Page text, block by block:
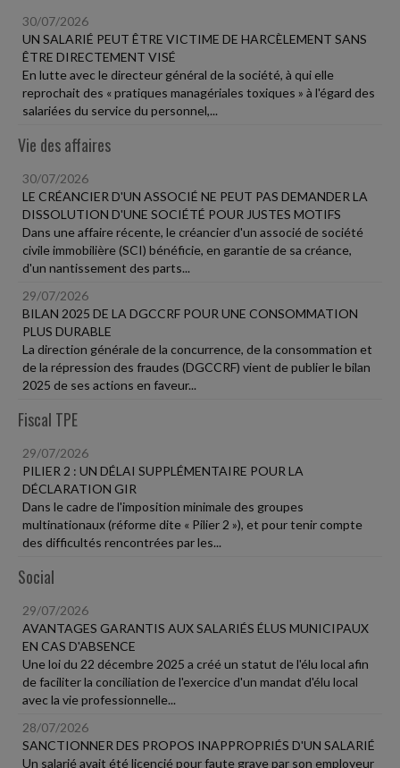
30/07/2026
UN SALARIÉ PEUT ÊTRE VICTIME DE HARCÈLEMENT SANS
ÊTRE DIRECTEMENT VISÉ
En lutte avec le directeur général de la société, à qui elle
reprochait des « pratiques managériales toxiques » à l'égard des
salariées du service du personnel,...
Vie des affaires
30/07/2026
LE CRÉANCIER D'UN ASSOCIÉ NE PEUT PAS DEMANDER LA
DISSOLUTION D'UNE SOCIÉTÉ POUR JUSTES MOTIFS
Dans une affaire récente, le créancier d'un associé de société
civile immobilière (SCI) bénéficie, en garantie de sa créance,
d'un nantissement des parts...
29/07/2026
BILAN 2025 DE LA DGCCRF POUR UNE CONSOMMATION
PLUS DURABLE
La direction générale de la concurrence, de la consommation et
de la répression des fraudes (DGCCRF) vient de publier le bilan
2025 de ses actions en faveur...
Fiscal TPE
29/07/2026
PILIER 2 : UN DÉLAI SUPPLÉMENTAIRE POUR LA
DÉCLARATION GIR
Dans le cadre de l'imposition minimale des groupes
multinationaux (réforme dite « Pilier 2 »), et pour tenir compte
des difficultés rencontrées par les...
Social
29/07/2026
AVANTAGES GARANTIS AUX SALARIÉS ÉLUS MUNICIPAUX
EN CAS D'ABSENCE
Une loi du 22 décembre 2025 a créé un statut de l'élu local afin
de faciliter la conciliation de l'exercice d'un mandat d'élu local
avec la vie professionnelle...
28/07/2026
SANCTIONNER DES PROPOS INAPPROPRIÉS D'UN SALARIÉ
Un salarié avait été licencié pour faute grave par son employeur